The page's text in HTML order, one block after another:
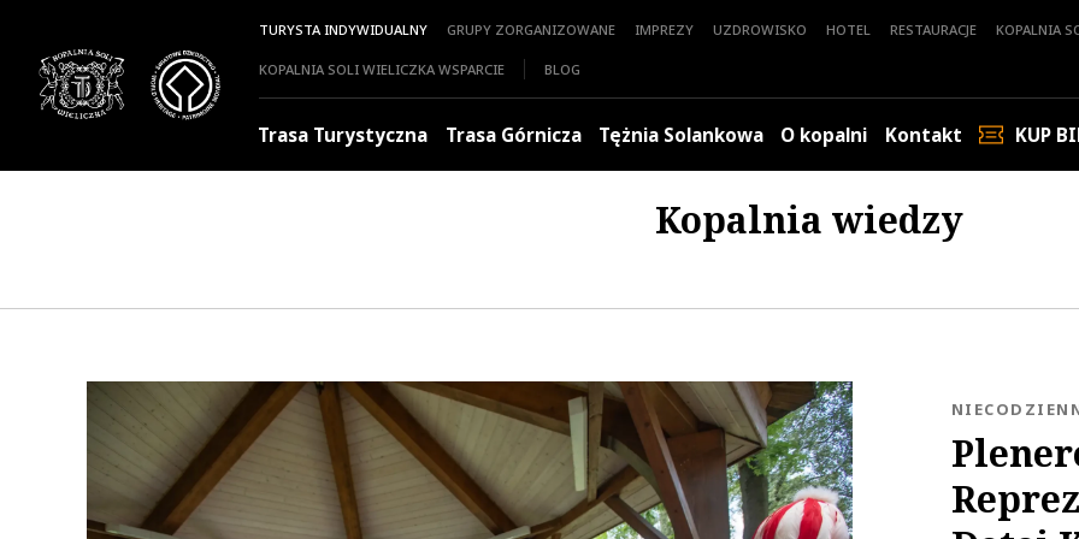
TURYSTA INDYWIDUALNY GRUPY ZORGANIZOWANE IMPREZY UZDROWISKO HOTEL RESTAURACJE
KOPALNIA
KOPALNIA SOLI WIELICZKA WSPARCIE
BLOG
Trasa Turystyczna Trasa Górnicza Tężnia Solankowa O kopalni Kontakt KUP
Kopalnia wiedzy
KATEGORIA: